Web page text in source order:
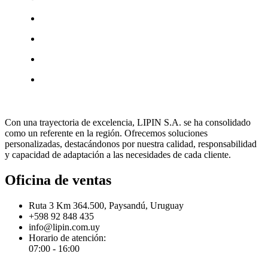
Con una trayectoria de excelencia, LIPIN S.A. se ha consolidado
como un referente en la región. Ofrecemos soluciones
personalizadas, destacándonos por nuestra calidad, responsabilidad
y capacidad de adaptación a las necesidades de cada cliente.
Oficina de ventas
Ruta 3 Km 364.500, Paysandú, Uruguay
+598 92 848 435
info@lipin.com.uy
Horario de atención:
07:00 - 16:00